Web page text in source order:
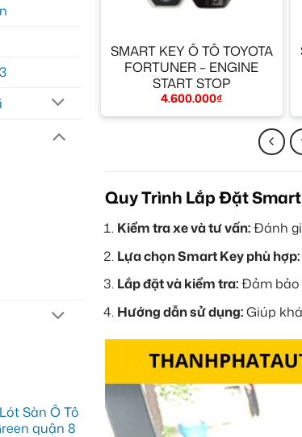
Sàn Ô Tô
quận 8
SMART KEY Ô TÔ TOYOTA
FORTUNER – ENGINE
START STOP
4.600.000₫
Quy Trình Lắp Đặt
Kiểm tra xe và tư vấn:Đánh
Lựa chọn Smart Key phù hợp:
Lắp đặt và kiểm tra:Đảm bảo
Hướng dẫn sử dụng:Giúp